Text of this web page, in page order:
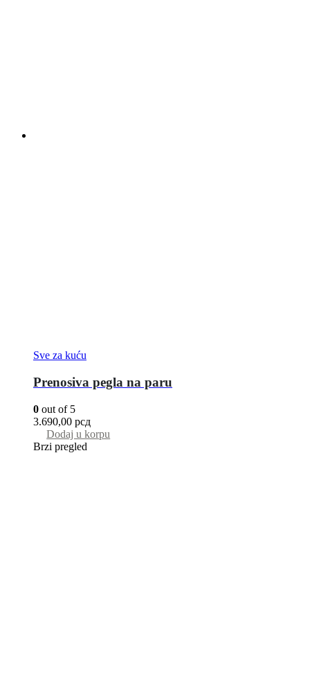
Sve za kuću
Prenosiva pegla na paru
0 out of 5
3.690,00 рсд
Dodaj u korpu
Brzi pregled